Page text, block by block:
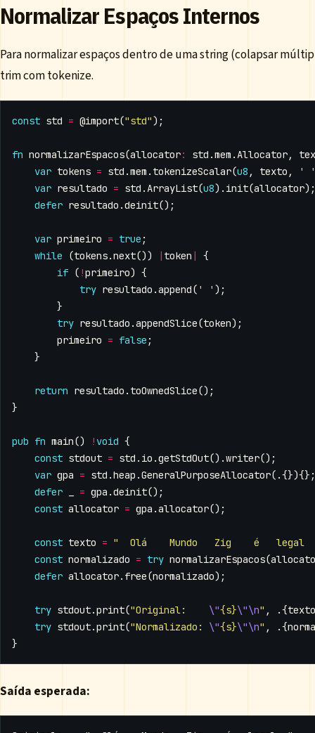
Normalizar Espaços Internos
Para normalizar espaços dentro de uma string (colapsar
trim com tokenize.
const std = @import("std");
fn normalizarEspacos(allocator: std .mem . Allocator,
var tokens = std .mem . tokenizeScalar(u8 , texto ,
' '
var resultado = std . ArrayList(u8). init(allocator);
defer resultado .deinit();
var primeiro = true ;
while
(tokens.next()) | token |
{
if ( !primeiro) {
try resultado .append( ' ' );
}
try resultado .appendSlice(token);
primeiro = false ;
}
return resultado . toOwnedSlice();
}
pub fn main() ! void {
const stdout = std . io .getStdOut().writer();
var gpa = std .heap .GeneralPurposeAllocator(.{}){};
defer
= gpa .deinit();
const allocator = gpa .allocator();
const texto = "  Olá    Mundo   Zig    é   legal
const normalizado = try normalizarEspacos(
defer allocator. free(normalizado);
try stdout.print("Original: \"{s}\"\n" , .{texto
try stdout.print("Normalizado: \"{s}\"\n" , .{
}
Saída esperada: